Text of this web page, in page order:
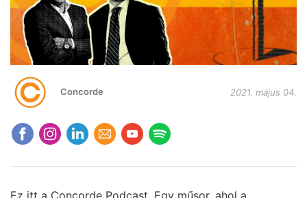
Concorde 2021. május 04.
Ez itt a Concorde Podcast. Egy műsor, ahol a